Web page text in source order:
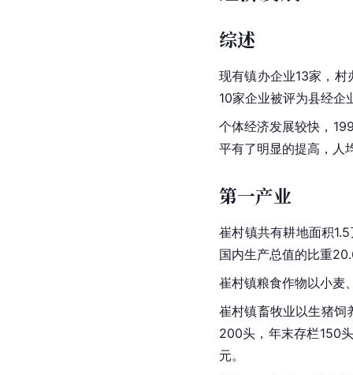
综述
现有镇办企业13家，
10家企业被评为县经企
个体经济发展较快，
平有了明显的提高，人
第一产业
崔村镇共有耕地面积
国内生产总值的比重
崔村镇粮食作物以小麦
崔村镇畜牧业以生猪
200头，年末存栏150
元。